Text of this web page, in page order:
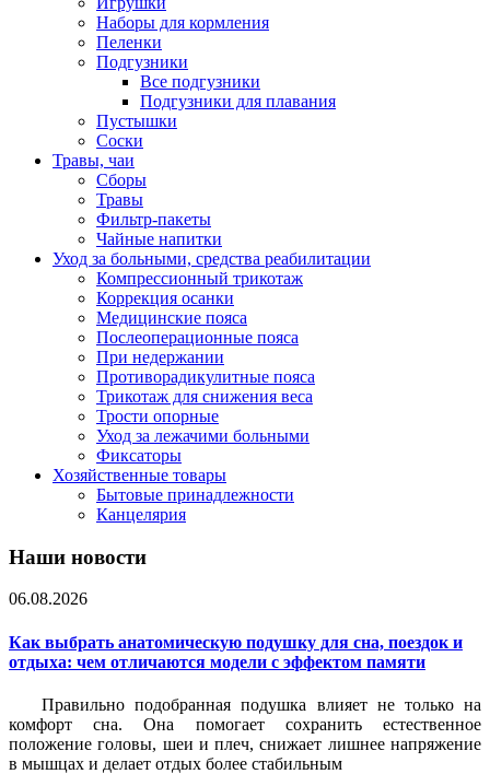
Наборы для кормления
Пеленки
Подгузники
Все подгузники
Подгузники для плавания
Пустышки
Соски
Травы, чаи
Сборы
Травы
Фильтр-пакеты
Чайные напитки
Уход за больными, средства реабилитации
Компрессионный трикотаж
Коррекция осанки
Медицинские пояса
Послеоперационные пояса
При недержании
Противорадикулитные пояса
Трикотаж для снижения веса
Трости опорные
Уход за лежачими больными
Фиксаторы
Хозяйственные товары
Бытовые принадлежности
Канцелярия
Наши новости
06.08.2026
Как выбрать анатомическую подушку для сна, поездок и
отдыха: чем отличаются модели с эффектом памяти
Правильно подобранная подушка влияет не только на
комфорт сна. Она помогает сохранить естественное
положение головы, шеи и плеч, снижает лишнее напряжение
в мышцах и делает отдых более стабильным